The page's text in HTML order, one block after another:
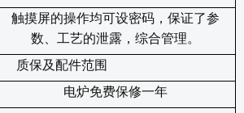
触摸屏的操作均可设密码，保证了参
数、工艺的泄露，综合管理。
质保及配件范围
电炉免费保修一年